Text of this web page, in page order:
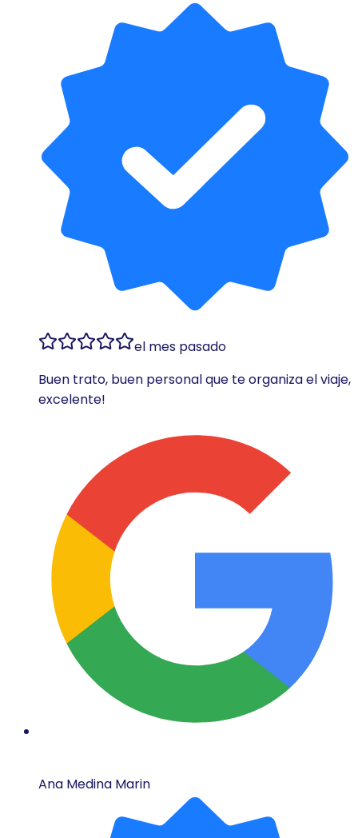
el mes pasado
Buen trato, buen personal que te organiza el viaje,
excelente!
Ana Medina Marin